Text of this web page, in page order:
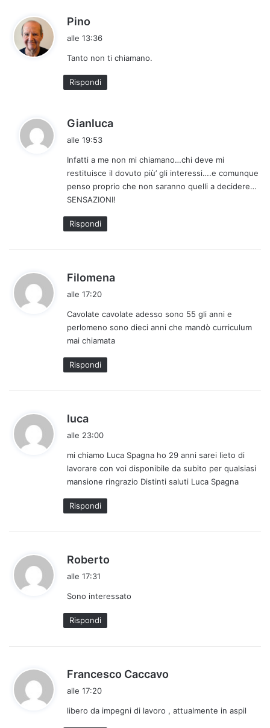
Pino
a
e
t
t
alle 13:36
Tanto non ti chiamano.
Rispondi
Gianluca
e
t
t
o
alle 19:53
Infatti a me non mi chiamano…chi deve mi
restituisce il dovuto più’ gli interessi….e comunque
penso proprio che non saranno quelli a decidere…
SENSAZIONI!
Rispondi
Filomena
e
t
alle 17:20
Cavolate cavolate adesso sono 55 gli anni e
perlomeno sono dieci anni che mandò curriculum
mai chiamata
Rispondi
luca
a
e
t
t
o
:
alle 23:00
mi chiamo Luca Spagna ho 29 anni sarei lieto di
lavorare con voi disponibile da subito per qualsiasi
mansione ringrazio Distinti saluti Luca Spagna
Rispondi
Roberto
e
alle 17:31
Sono interessato
Rispondi
Francesco Caccavo
e
alle 17:20
libero da impegni di lavoro , attualmente in aspil